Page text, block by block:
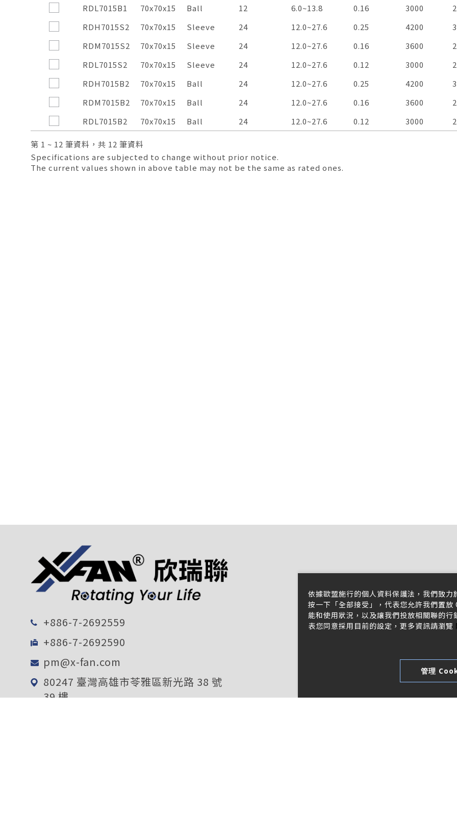
RDL7015B1
70x70x15 Ball 12 6.0~13.8 0.16 3000
RDH7015S2
70x70x15 Sleeve 24 12.0~27.6 0.25 4200
RDM7015S2
70x70x15 Sleeve 24 12.0~27.6 0.16 3600
RDL7015S2
70x70x15 Sleeve 24 12.0~27.6 0.12 3000
RDH7015B2
70x70x15 Ball 24 12.0~27.6 0.25 4200
RDM7015B2
70x70x15 Ball 24 12.0~27.6 0.16 3600
RDL7015B2
70x70x15 Ball 24 12.0~27.6 0.12 3000
第 1 ~ 12 筆資料，共 12 筆資料
Specifications are subjected to change without prior notice.
The current values shown in above table may not be the same as rated ones.
+886-7-2692559
+886-7-2692590
pm@x-fan.com
80247 臺灣高雄市苓雅區新光路 38 號
39 樓
依據歐盟施行的個人資料保護法，我們致
按一下「全部接受」，代表您允許我們置
能和使用狀況，以及讓我們投放相關聯的
表您同意採用目前的設定，更多資訊請瀏覽
管理
僅必需的Cookies